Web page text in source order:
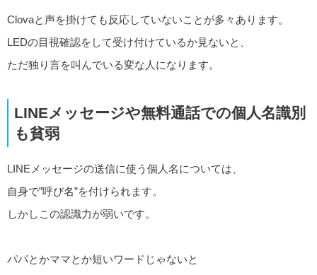
Clovaと声を掛けても反応していないことが多々あります。
LEDの目視確認をして受け付けているか見ないと、
ただ独り言を叫んでいる変な人になります。
LINEメッセージや無料通話での個人名識別
も貧弱
LINEメッセージの送信に使う個人名については、
自身で”呼び名”を付けられます。
しかしこの認識力が弱いです。
パパとかママとか短いワードじゃないと